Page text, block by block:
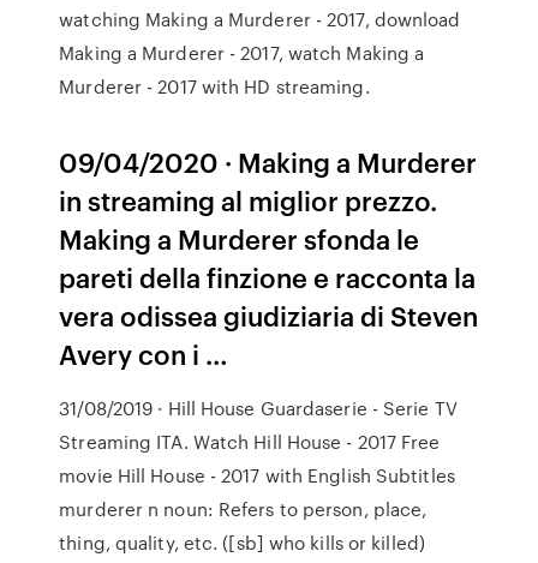
watching Making a Murderer - 2017, download
Making a Murderer - 2017, watch Making a
Murderer - 2017 with HD streaming.
09/04/2020 · Making a Murderer
in streaming al miglior prezzo.
Making a Murderer sfonda le
pareti della finzione e racconta la
vera odissea giudiziaria di Steven
Avery con i …
31/08/2019 · Hill House Guardaserie - Serie TV
Streaming ITA. Watch Hill House - 2017 Free
movie Hill House - 2017 with English Subtitles
murderer n noun: Refers to person, place,
thing, quality, etc. ([sb] who kills or killed)